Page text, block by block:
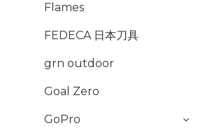
Flames
FEDECA 日本刀具
grn outdoor
Goal Zero
GoPro